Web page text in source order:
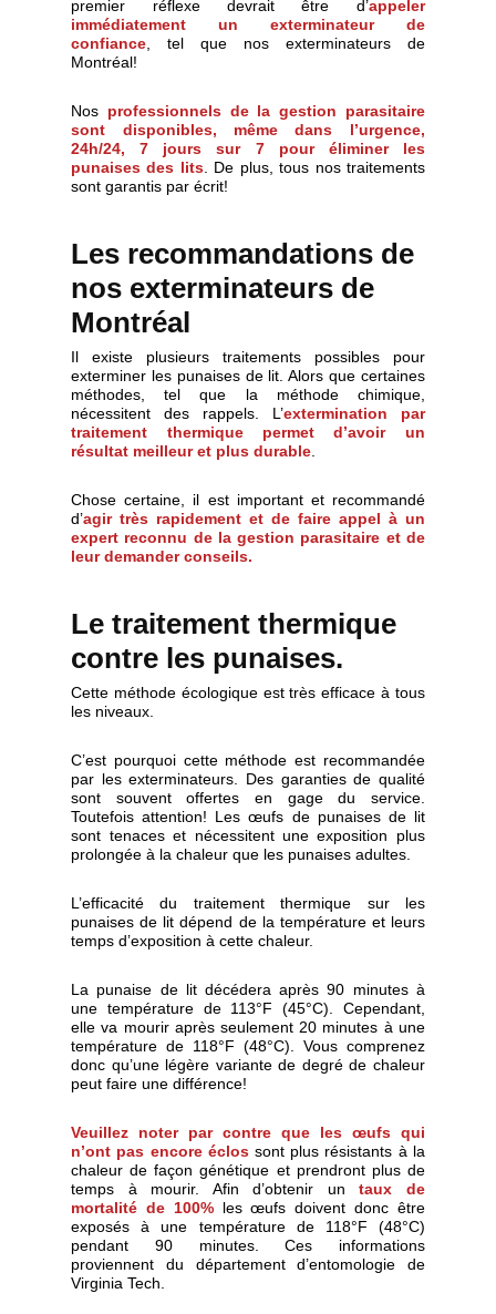
premier réflexe devrait être d’appeler
immédiatement un exterminateur de
confiance , tel que nos exterminateurs de
Montréal!
Nos professionnels de la gestion parasitaire
sont disponibles, même dans l’urgence,
24h/24, 7 jours sur 7 pour éliminer les
punaises des lits. De plus, tous nos traitements
sont garantis par écrit!
Les recommandations de
nos exterminateurs de
Montréal
Il existe plusieurs traitements possibles pour
exterminer les punaises de lit. Alors que certaines
méthodes, tel que la méthode chimique,
nécessitent des rappels. L’extermination par
traitement thermique permet d’avoir un
résultat meilleur et plus durable
Chose certaine, il est important et recommandé
d’agir très rapidement et de faire appel à un
expert reconnu de la gestion parasitaire et de
leur demander conseils.
Le traitement thermique
contre les punaises.
Cette méthode écologique est très efficace à tous
les niveaux.
C’est pourquoi cette méthode est recommandée
par les exterminateurs. Des garanties de qualité
sont souvent offertes en gage du service.
Toutefois attention! Les œufs de punaises de lit
sont tenaces et nécessitent une exposition plus
prolongée à la chaleur que les punaises adultes.
L’efficacité du traitement thermique sur les
punaises de lit dépend de la température et leurs
temps d’exposition à cette chaleur.
La punaise de lit décédera après 90 minutes à
une température de 113°F (45°C). Cependant,
elle va mourir après seulement 20 minutes à une
température de 118°F (48°C). Vous comprenez
donc qu’une légère variante de degré de chaleur
peut faire une différence!
Veuillez noter par contre que les œufs qui
n’ont pas encore éclossont plus résistants à la
chaleur de façon génétique et prendront plus de
temps à mourir. Afin d’obtenir untaux de
mortalité de 100%les œufs doivent donc être
exposés à une température de 118°F (48°C)
pendant 90 minutes. Ces informations
proviennent du département d’entomologie de
Virginia Tech.